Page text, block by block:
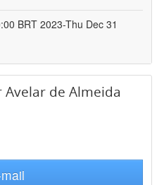
BRT 2023-Thu Dec 31
Avelar de Almeida